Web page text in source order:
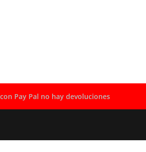
Pay Pal no hay devoluciones